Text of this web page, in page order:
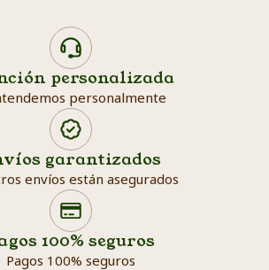
personalizada
personalmente
garantizados
envíos están asegurados
100% seguros
Pagos 100% seguros
Search products